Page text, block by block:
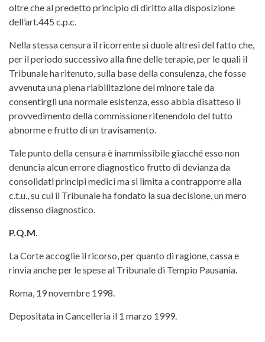
oltre che al predetto principio di diritto alla disposizione
dell’art.445 c.p.c.
Nella stessa censura il ricorrente si duole altresì del fatto che,
per il periodo successivo alla fine delle terapie, per le quali il
Tribunale ha ritenuto, sulla base della consulenza, che fosse
avvenuta una piena riabilitazione del minore tale da
consentirgli una normale esistenza, esso abbia disatteso il
provvedimento della commissione ritenendolo del tutto
abnorme e frutto di un travisamento.
Tale punto della censura è inammissibile giacché esso non
denuncia alcun errore diagnostico frutto di devianza da
consolidati principi medici ma si limita a contrapporre alla
c.t.u., su cui il Tribunale ha fondato la sua decisione, un mero
dissenso diagnostico.
P.Q.M.
La Corte accoglie il ricorso, per quanto di ragione, cassa e
rinvia anche per le spese al Tribunale di Tempio Pausania.
Roma, 19 novembre 1998.
Depositata in Cancelleria il 1 marzo 1999.